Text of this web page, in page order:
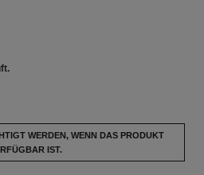
WERDEN, WENN DAS PRODUKT
IST.